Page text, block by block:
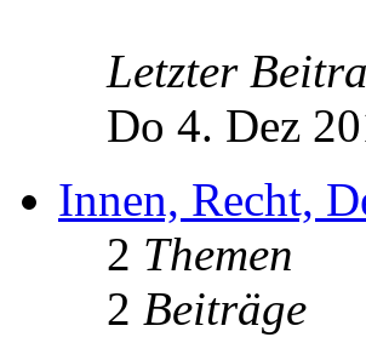
Letzter
Do 4. Dez
Innen, Recht,
2 Themen
2 Beiträge